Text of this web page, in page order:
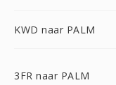
KWD naar PALM
3FR naar PALM